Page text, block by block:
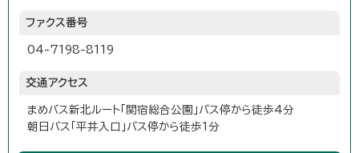
ファクス番号
04-7198-8119
交通アクセス
まめバス新北ルート「関宿総合公園」バス停から徒歩4分
朝日バス「平井入口」バス停から徒歩1分